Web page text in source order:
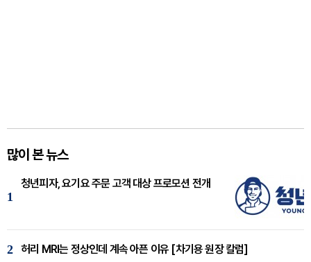
많이 본 뉴스
1
청년피자, 요기요 주문 고객 대상 프로모션 전개
2 허리 MRI는 정상인데 계속 아픈 이유 [차기용 원장 칼럼]